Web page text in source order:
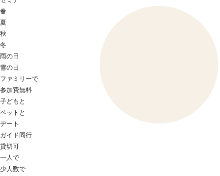
春
夏
秋
冬
雨の日
雪の日
ファミリーで
参加費無料
子どもと
ペットと
デート
ガイド同行
貸切可
一人で
少人数で